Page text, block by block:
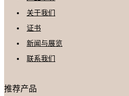
关于我们
证书
新闻与展览
联系我们
推荐产品